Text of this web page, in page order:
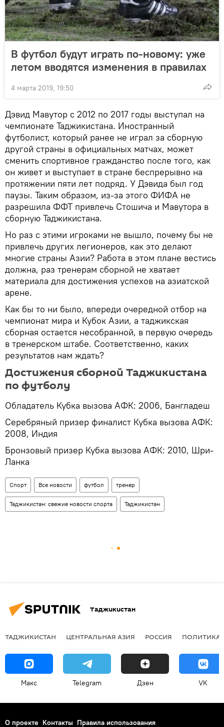
В футбол будут играть по-новому: уже
летом вводятся изменения в правилах
4 марта 2019, 19:50
Дэвид Мавутор с 2012 по 2017 годы выступал на
чемпионате Таджикистана. Иностранный
футболист, который ранее не играл за сборную
другой страны в официальных матчах, может
сменить спортивное гражданство после того, как
он живет и выступает в стране беспрерывно на
протяжении пяти лет подряд. У Дэвида был год
паузы. Таким образом, из-за этого ФИФА не
разрешила ФФТ привлечь Стошича и Мавутора в
сборную Таджикистана.
Но раз с этими игроками не вышло, почему бы не
привлечь других легионеров, как это делают
многие страны Азии? Работа в этом плане вестись
должна, раз тренерам сборной не хватает
материала для достижения успехов на азиатской
арене.
Как бы то ни было, впереди очередной отбор на
чемпионат мира и Кубок Азии, а таджикская
сборная остается несобранной, в первую очередь
в тренерском штабе. Соответственно, каких
результатов нам ждать?
Достижения сборной Таджикистана
по футболу
Обладатель Кубка вызова АФК: 2006, Бангладеш
Серебряный призер финалист Кубка вызова АФК:
2008, Индия
Бронзовый призер Кубка вызова АФК: 2010, Шри-
Ланка
Спорт Все новости футбол тренер
Таджикистан: свежие новости спорта Таджикистан
Таджикистан
ТАДЖИКИСТАН ЦЕНТРАЛЬНАЯ АЗИЯ РОССИЯ ПОЛИТИКА
Макс Telegram Дзен VK
О проекте Контакты Правила использования